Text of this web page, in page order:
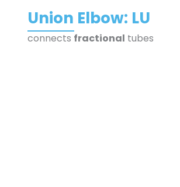
Union Elbow: LU
connects fractional tubes